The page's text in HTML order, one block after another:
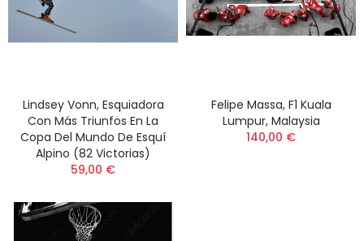
Lindsey Vonn, Esquiadora
Con Más Triunfos En La
Copa Del Mundo De Esquí
Alpino (82 Victorias)
59,00 €
Felipe Massa, F1 Kuala
Lumpur, Malaysia
140,00 €